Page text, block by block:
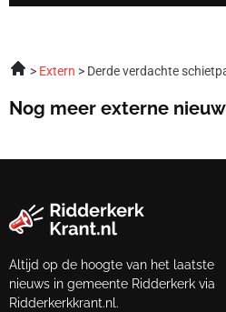
Extern Derde verdachte
Nog meer externe
Altijd op de hoogte van het laatste
nieuws in gemeente Ridderkerk via
Ridderkerkkrant.nl.